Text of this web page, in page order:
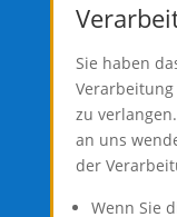
Sie haben
zu
an uns
der
Wenn Sie